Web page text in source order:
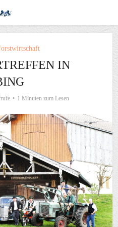
IN
1 Minuten zum Lesen